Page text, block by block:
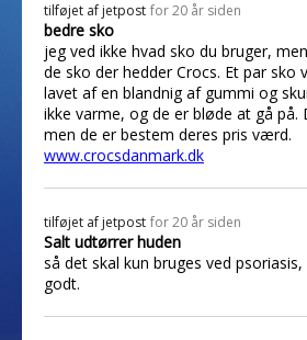
tilføjet af jetpost for 20 år siden
bedre sko
jeg ved ikke hvad sko du bruger,
de sko der hedder Crocs. Et par sko
lavet af en blandnig af gummi og
ikke varme, og de er bløde at gå på.
men de er bestem deres pris værd.
www.crocsdanmark.dk
tilføjet af jetpost for 20 år siden
Salt udtørrer huden
så det skal kun bruges ved
godt.